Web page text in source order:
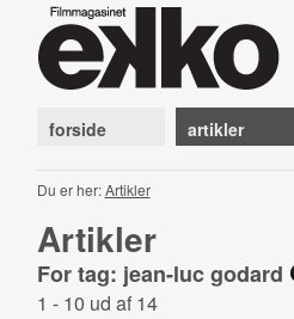
forside artikler
Du er her:Artikler
Artikler
For tag: jean-luc godard
1 - 10 ud af 14